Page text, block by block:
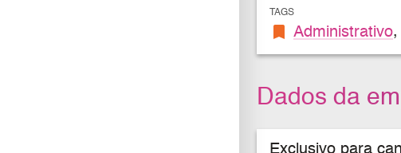
TAGS
bookmark Administrativo,
Dados da